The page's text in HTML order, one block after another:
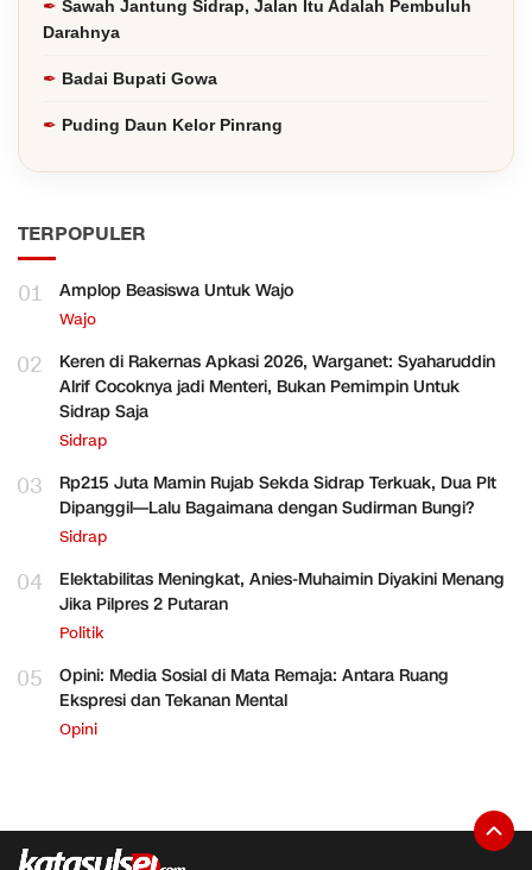
Sawah Jantung Sidrap, Jalan Itu Adalah Pembuluh
Darahnya
Badai Bupati Gowa
Puding Daun Kelor Pinrang
TERPOPULER
01 Amplop Beasiswa Untuk Wajo
Wajo
02
Keren di Rakernas Apkasi 2026, Warganet: Syaharuddin
Alrif Cocoknya jadi Menteri, Bukan Pemimpin Untuk
Sidrap Saja
Sidrap
03
Rp215 Juta Mamin Rujab Sekda Sidrap Terkuak, Dua Plt
Dipanggil—Lalu Bagaimana dengan Sudirman Bungi?
Sidrap
04
Elektabilitas Meningkat, Anies-Muhaimin Diyakini Menang
Jika Pilpres 2 Putaran
Politik
05
Opini: Media Sosial di Mata Remaja: Antara Ruang
Ekspresi dan Tekanan Mental
Opini